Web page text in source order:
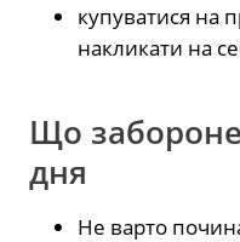
купуватися на
накликати на
Що
дня
Не варто